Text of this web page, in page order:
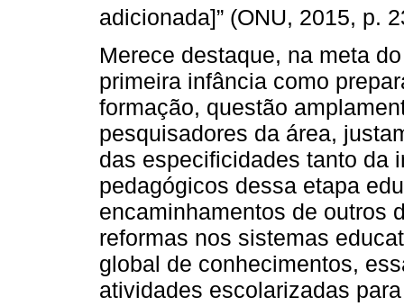
adicionada]” (ONU, 2015, p.
Merece destaque, na meta
primeira infância como
formação, questão
pesquisadores da área,
das especificidades tanto da
pedagógicos dessa etapa
encaminhamentos de outros
reformas nos sistemas
global de conhecimentos,
atividades escolarizadas